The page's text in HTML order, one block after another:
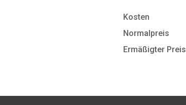
Kosten
Normalpreis
Ermäßigter Preis